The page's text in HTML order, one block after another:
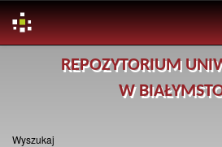
REPOZYTORIUM
W
Wyszukaj